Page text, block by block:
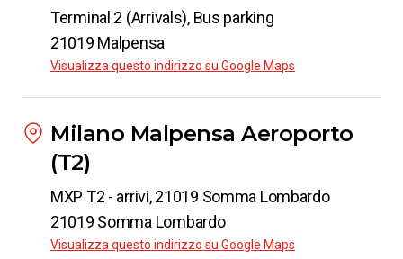
da€ 20.99
Da
da€ 6.99
Da
a
Milano Malpensa Aeroporto
San Benedetto del Tronto
da€ 86.89
Terminal 2 (Arrivals), Bus parking
21019 Malpensa
Visualizza questo indirizzo su Google Maps
Milano Malpensa Aeroporto
(T2)
MXP T2 - arrivi, 21019 Somma Lombardo
21019 Somma Lombardo
Visualizza questo indirizzo su Google Maps